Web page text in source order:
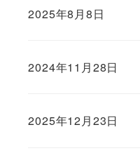
2025年8月8日
2024年11月28日
2025年12月23日